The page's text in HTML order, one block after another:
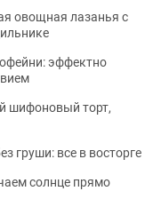
овощная лазанья с
эффектно
шифоновый торт,
груши: все в восторге
солнце прямо